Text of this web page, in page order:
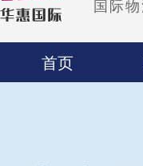
国际
首页